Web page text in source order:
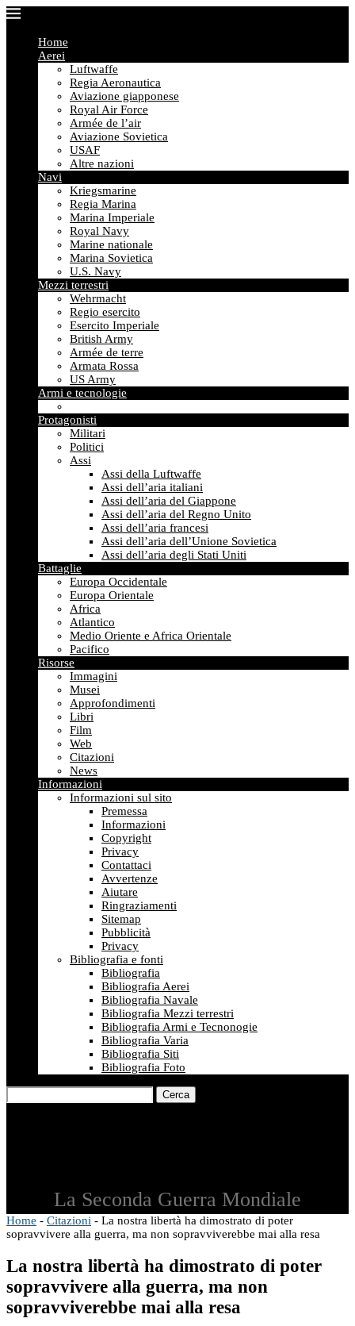
Home
Aerei
Luftwaffe
Regia Aeronautica
Aviazione giapponese
Royal Air Force
Armée de l’air
Aviazione Sovietica
USAF
Altre nazioni
Navi
Kriegsmarine
Regia Marina
Marina Imperiale
Royal Navy
Marine nationale
Marina Sovietica
U.S. Navy
Mezzi terrestri
Wehrmacht
Regio esercito
Esercito Imperiale
British Army
Armée de terre
Armata Rossa
US Army
Armi e tecnologie
Protagonisti
Militari
Politici
Assi
Assi della Luftwaffe
Assi dell’aria italiani
Assi dell’aria del Giappone
Assi dell’aria del Regno Unito
Assi dell’aria francesi
Assi dell’aria dell’Unione Sovietica
Assi dell’aria degli Stati Uniti
Battaglie
Europa Occidentale
Europa Orientale
Africa
Atlantico
Medio Oriente e Africa Orientale
Pacifico
Risorse
Immagini
Musei
Approfondimenti
Libri
Film
Web
Citazioni
News
Informazioni
Informazioni sul sito
Premessa
Informazioni
Copyright
Privacy
Contattaci
Avvertenze
Aiutare
Ringraziamenti
Sitemap
Pubblicità
Privacy
Bibliografia e fonti
Bibliografia
Bibliografia Aerei
Bibliografia Navale
Bibliografia Mezzi terrestri
Bibliografia Armi e Tecnonogie
Bibliografia Varia
Bibliografia Siti
Bibliografia Foto
Cerca
La Seconda Guerra Mondiale
Home - Citazioni - La nostra libertà ha dimostrato di poter
sopravvivere alla guerra, ma non sopravviverebbe mai alla resa
La nostra libertà ha dimostrato di poter
sopravvivere alla guerra, ma non
sopravviverebbe mai alla resa